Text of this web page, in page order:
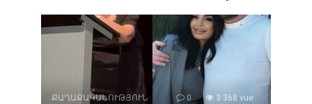
ՔԱՂԱՔԱԿԱՆՈՒԹՅՈՒՆ 0 3 368 vue